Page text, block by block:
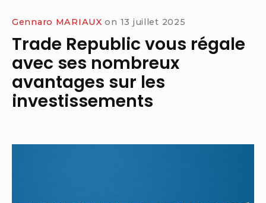
Gennaro MARIAUX on 13 juillet 2025
Trade Republic vous régale
avec ses nombreux
avantages sur les
investissements